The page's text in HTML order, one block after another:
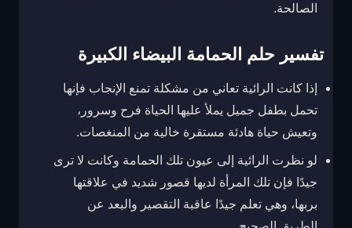
الصالحة.
تفسير حلم الحمامة البيضاء الكبيرة
إذا كانت الرائية تعاني من مشكلة تمنع الإنجاب فإنها
تحمل بطفل جميل يملأ عليها الحياة فرح وسرور،
وتعيش حياة هادئة مستقرة خالية من المنغصات.
لو نظرت الرائية إلى عيون تلك الحمامة وكانت لا ترى
جيدًا فإن تلك المرأة لديها قصور شديد في علاقتها
بربها، وهي تعلم جيدًا عاقبة التقصير والبعد عن